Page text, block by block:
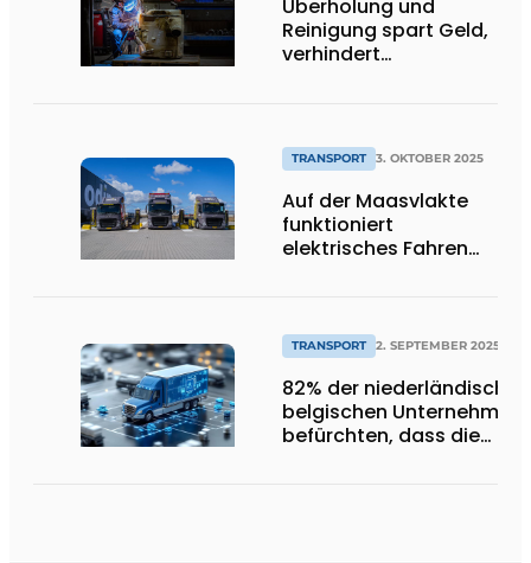
Überholung und
Reinigung spart Geld,
verhindert
TRANSPORT 3. OKTOBER 2025
Auf der Maasvlakte
funktioniert
elektrisches Fahren
TRANSPORT 2. SEPTEMBER 2025
82% der
belgischen Unternehmen
befürchten, dass die